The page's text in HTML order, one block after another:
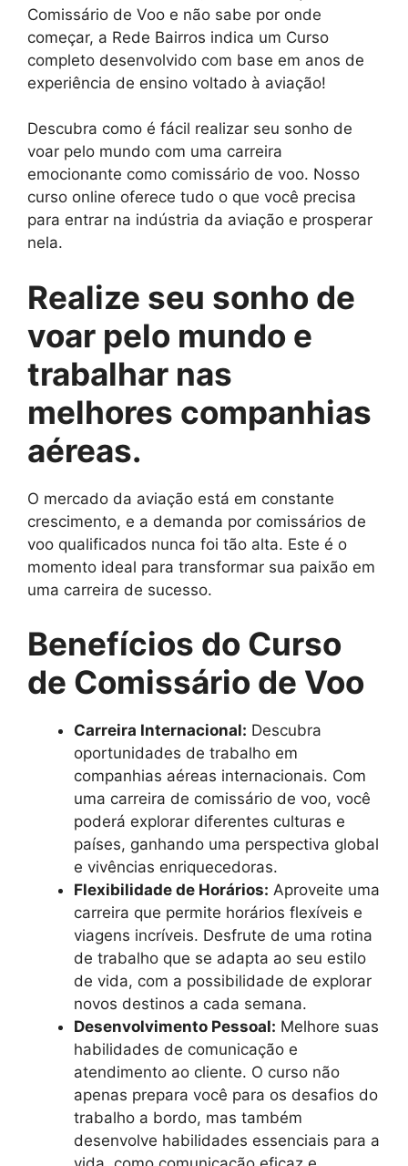
Comissário de Voo e não sabe por onde
começar, a Rede Bairros indica um Curso
completo desenvolvido com base em anos de
experiência de ensino voltado à aviação!
Descubra como é fácil realizar seu sonho de
voar pelo mundo com uma carreira
emocionante como comissário de voo. Nosso
curso online oferece tudo o que você precisa
para entrar na indústria da aviação e prosperar
nela.
Realize seu sonho de
voar pelo mundo e
trabalhar nas
melhores companhias
aéreas.
O mercado da aviação está em constante
crescimento, e a demanda por comissários de
voo qualificados nunca foi tão alta. Este é o
momento ideal para transformar sua paixão em
uma carreira de sucesso.
Benefícios do Curso
de Comissário de Voo
Carreira Internacional: Descubra
oportunidades de trabalho em
companhias aéreas internacionais. Com
uma carreira de comissário de voo, você
poderá explorar diferentes culturas e
países, ganhando uma perspectiva global
e vivências enriquecedoras.
Flexibilidade de Horários: Aproveite uma
carreira que permite horários flexíveis e
viagens incríveis. Desfrute de uma rotina
de trabalho que se adapta ao seu estilo
de vida, com a possibilidade de explorar
novos destinos a cada semana.
Desenvolvimento Pessoal: Melhore suas
habilidades de comunicação e
atendimento ao cliente. O curso não
apenas prepara você para os desafios do
trabalho a bordo, mas também
desenvolve habilidades essenciais para a